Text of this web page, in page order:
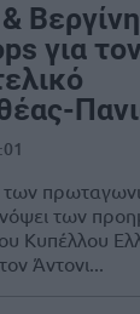
για τον
των
των
Κυπέλλου
Άντονι...